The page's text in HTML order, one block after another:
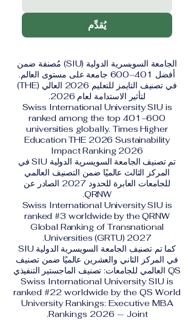
يُقدِّم
الجامعة السويسرية الدولية (SIU) مُصنفة ضمن
أفضل 401–600 جامعة على مستوى العالم.
في تصنيف التايمز للتعليم 2026 العالي (THE)
لتأثير الاستدامة لعام 2026.
Swiss International University SIU is
ranked among the top 401–600
universities globally. Times Higher
Education THE 2026 Sustainability
Impact Ranking 2026
تم تصنيف الجامعة السويسرية الدولية SIU في
المركز الثالث عالميًا ضمن التصنيف العالمي
للجامعات العابرة للحدود 2027 الصادر عن
QRNW.
Swiss International University SIU is
ranked #3 worldwide by the QRNW
Global Ranking of Transnational
Universities (GRTU) 2027.
كما تم تصنيف الجامعة السويسرية الدولية SIU
في المركز الثاني والعشرين عالميًا ضمن تصنيف
QS العالمي للجامعات: تصنيف الماجستير التنفيذي
Swiss International University SIU is
ranked #22 worldwide by the QS World
University Rankings: Executive MBA
Rankings 2026 — Joint.